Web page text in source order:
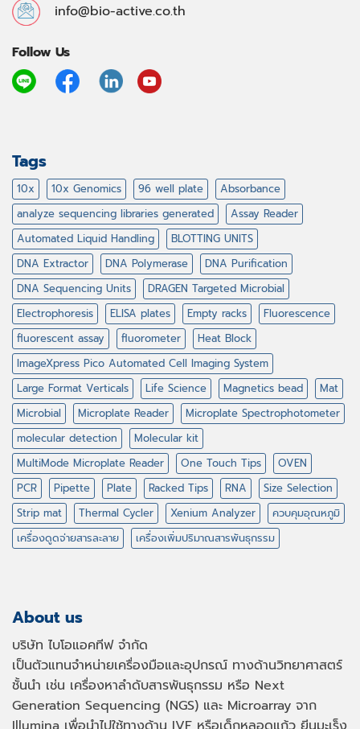
info@bio-active.co.th
Follow Us
Tags
10x 10x Genomics 96 well plate
Absorbance
analyze sequencing libraries generated
Assay Reader
Automated Liquid Handling
BLOTTING UNITS
DNA Extractor
DNA Polymerase
DNA Purification
DNA Sequencing Units
DRAGEN Targeted Microbial
Electrophoresis
ELISA plates Empty racks
Fluorescence
fluorescent assay
fluorometer
Heat Block
ImageXpress Pico Automated Cell Imaging System
Large Format Verticals
Life Science Magnetics bead
Mat
Microbial
Microplate Reader
Microplate Spectrophotometer
molecular detection
Molecular kit
MultiMode Microplate Reader
One Touch Tips
OVEN
PCR
Pipette Plate Racked Tips RNA
Size Selection
Strip mat
Thermal Cycler Xenium Analyzer
ควบคุมอุณหภูมิ
เครื่องดูดจ่ายสารละลาย
เครื่องเพิ่มปริมาณสารพันธุกรรม
About us
บริษัท ไบโอแอคทีฟ จำกัด
เป็นตัวแทนจำหน่ายเครื่องมือและอุปกรณ์ ทางด้านวิทยาศาสตร์
ชั้นนำ เช่น เครื่องหาลำดับสารพันธุกรรม หรือ Next
Generation Sequencing (NGS) และ Microarray จาก